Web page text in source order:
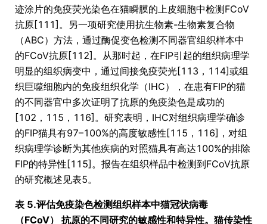
迹涂片的免疫荧光染色在猫瞬膜的上皮细胞中检测FCoV
抗原[111]。另一项研究使用抗生物素-生物素复合物
（ABC）方法，通过酶促变色检测不同器官组织样本中
的FCoV抗原[112]。从那时起，在FIP引起的组织病理学
明显的组织病变中，通过间接免疫荧光[113，114]或组
织巨噬细胞内的免疫组织化学（IHC），在患有FIP的猫
的不同器官中多次证明了抗原的免疫染色是成功的
[102，115，116]。研究表明，IHC对组织病理学确诊
的FIP猫具有97–100%的高度敏感性[115，116]，对组
织病理学诊断为其他疾病的对照猫具有高达100%的排除
FIP的特异性[115]。报告在组织样品中检测到FCoV抗原
的研究概述见表5。
表 5.评估免疫染色检测组织样本中猫冠状病毒
（FCoV） 抗原的不同研究的敏感性和特异性。猫传染性